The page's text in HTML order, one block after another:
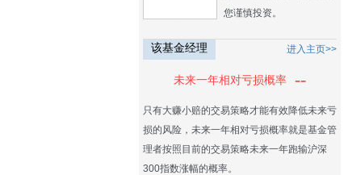
您谨慎投资。
该基金经理 进入主页>>
未来一年相对亏损概率 --
只有大赚小赔的交易策略才能有效降低未来亏
损的风险，未来一年相对亏损概率就是基金管
理者按照目前的交易策略未来一年跑输沪深
300指数涨幅的概率。